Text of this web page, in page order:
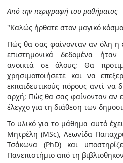
Από την περιγραφή του μαθήματος
"Καλώς ήρθατε στον μαγικό
Πώς θα σας φαίνονταν αν όλη η
επιστημονικά δεδομένα
ανοικτά σε όλους; Θα
χρησιμοποιήσετε και να
εκπαιδευτικούς πόρους αντί να
αρχή; Πώς θα σας φαίνονταν αν
έλεγχο για τη διάθεση των
Το υλικό για το μάθημα αυτό
Μητρέλη (MSc), Λεωνίδα
Τσάκωνα (PhD) και
Πανεπιστήμιο από τη